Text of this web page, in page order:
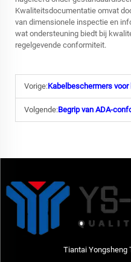
Kwaliteitsdocumentatie omvat
van dimensionele inspectie en
wat ondersteuning biedt bij
regelgevende conformiteit.
Vorige:Kabelbeschermers voor
Volgende:Begrip van ADA-
Tiantai Yongsheng